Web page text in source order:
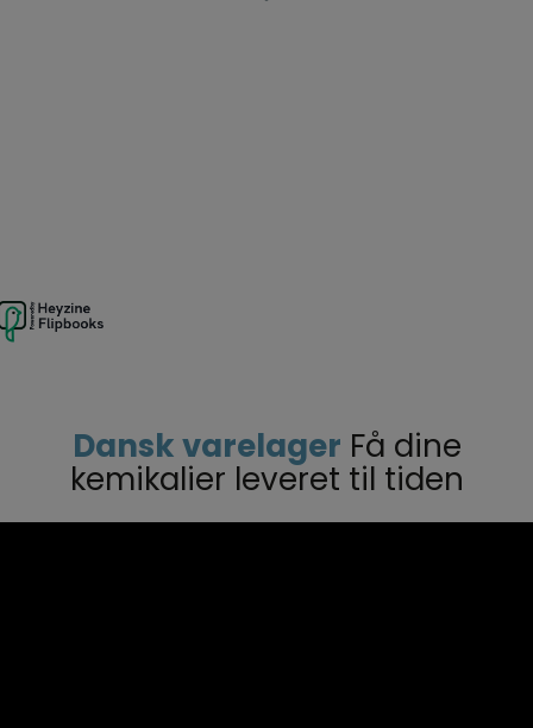
Dansk varelager Få dine
kemikalier leveret til tiden